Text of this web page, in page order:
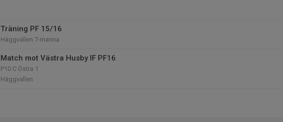
Träning PF 15/16
Häggvallen 7-manna
Match mot Västra Husby IF PF16
P10 C Östra 1
Häggvallen